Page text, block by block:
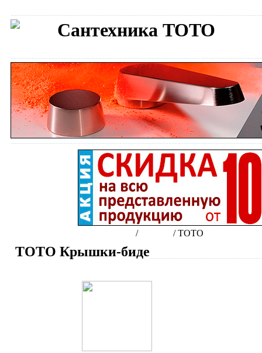
Сантехника TOTO
/ /TOTO
TOTO Крышки-биде